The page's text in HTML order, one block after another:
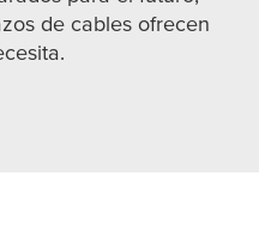
de cables ofrecen